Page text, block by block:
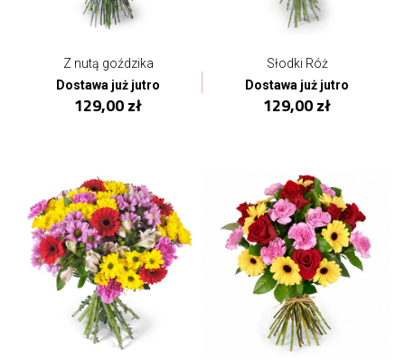
Z nutą goździka
Dostawa już jutro
129,00 zł
Słodki Róż
Dostawa już jutro
129,00 zł